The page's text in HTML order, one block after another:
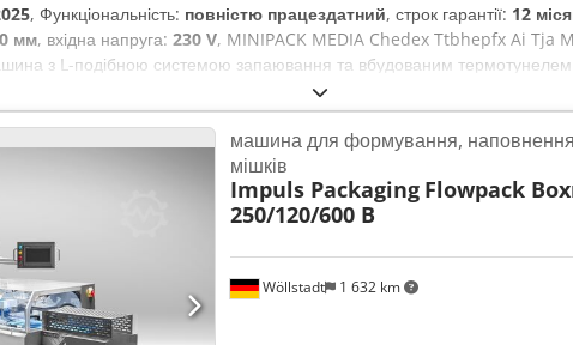
, Функціональність: повністю працездатний, строк гарантії: 12
мм, вхідна напруга: 230 V, MINIPACK MEDIA Chedex Ttbhepfx Ai Tja
з L-подібною системою запаювання та вбудованим термотунелем.
балки з тефлоновим покриттям для зниження утворення
540 × 400 мм – Максимальна ширина рулону плівки: 600 мм –
× 240 мм – Висота робочого столу: 875 мм – Габаритні розміри
моторизованим пристроєм для намотування відходів у стандартній
Wöllstadt 1 632 km
машина для формування,
мішків
Impuls Packaging Flowpack
250/120/600 B